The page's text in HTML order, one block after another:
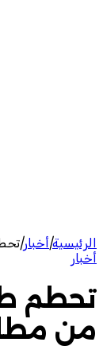
الرئيسية|أخبار|
أخبار
تحطم
من